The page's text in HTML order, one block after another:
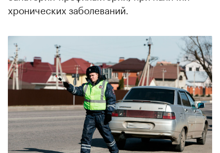
хронических заболеваний.